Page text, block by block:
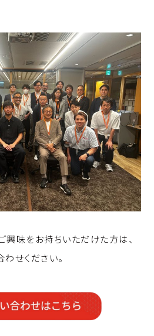
興味をお持ちいただけた方は、
せください。